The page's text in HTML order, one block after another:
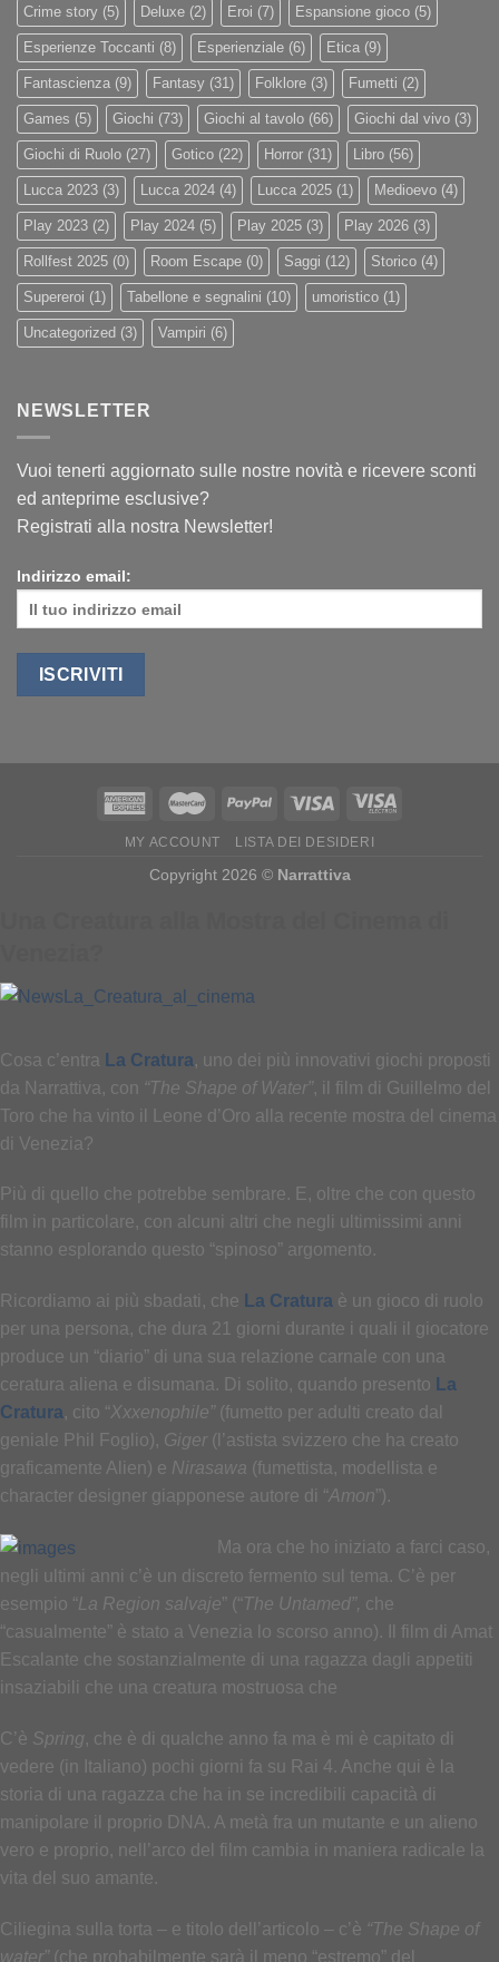
Crime story (5) Deluxe (2) Eroi (7) Espansione gioco (5)
Esperienze Toccanti (8) Esperienziale (6) Etica (9)
Fantascienza (9) Fantasy (31) Folklore (3) Fumetti (2)
Games (5) Giochi (73) Giochi al tavolo (66) Giochi dal vivo (3)
Giochi di Ruolo (27) Gotico (22) Horror (31) Libro (56)
Lucca 2023 (3) Lucca 2024 (4) Lucca 2025 (1) Medioevo (4)
Play 2023 (2) Play 2024 (5) Play 2025 (3) Play 2026 (3)
Rollfest 2025 (0) Room Escape (0) Saggi (12) Storico (4)
Supereroi (1) Tabellone e segnalini (10) umoristico (1)
Uncategorized (3) Vampiri (6)
NEWSLETTER
Vuoi tenerti aggiornato sulle nostre novità e ricevere sconti
ed anteprime esclusive?
Registrati alla nostra Newsletter!
Indirizzo email:
MY ACCOUNT LISTA DEI DESIDERI
Copyright 2026 © Narrattiva
Cosa c’entra La Cratura, uno dei più innovativi giochi proposti
da Narrattiva, con “The Shape of Water” , il film di Guillelmo del
Toro che ha vinto il Leone d’Oro alla recente mostra del cinema
di Venezia?
Più di quello che potrebbe sembrare. E, oltre che con questo
film in particolare, con alcuni altri che negli ultimissimi anni
stanno esplorando questo “spinoso” argomento.
Ricordiamo ai più sbadati, che La Cratura è un gioco di ruolo
per una persona, che dura 21 giorni durante i quali il giocatore
produce un “diario” di una sua relazione carnale con una
ceratura aliena e disumana. Di solito, quando presento La
Cratura, cito “ Xxxenophile” (fumetto per adulti creato dal
geniale Phil Foglio), Giger (l’astista svizzero che ha creato
graficamente Alien) e Nirasawa (fumettista, modellista e
character designer giapponese autore di “Amon”).
Ma ora che ho iniziato a farci caso,
negli ultimi anni c’è un discreto fermento sul tema. C’è per
esempio “ La Region salvaje” (“ The Untamed”, che
“casualmente” è stato a Venezia lo scorso anno). Il film di Amat
Escalante che sostanzialmente di una ragazza dagli appetiti
insaziabili che una creatura mostruosa che
C’è Spring, che è di qualche anno fa ma è mi è capitato di
vedere (in Italiano) pochi giorni fa su Rai 4. Anche qui è la
storia di una ragazza che ha in se incredibili capacità di
manipolare il proprio DNA. A metà fra un mutante e un alieno
vero e proprio, nell’arco del film cambia in maniera radicale la
vita del suo amante.
Ciliegina sulla torta – e titolo dell’articolo – c’è “The Shape of
water” (che probabilmente sarà il meno “estremo” del